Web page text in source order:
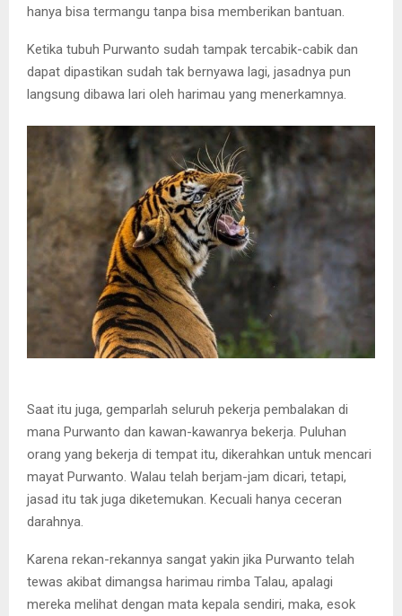
hanya bisa termangu tanpa bisa memberikan bantuan.
Ketika tubuh Purwanto sudah tampak tercabik-cabik dan
dapat dipastikan sudah tak bernyawa lagi, jasadnya pun
langsung dibawa lari oleh harimau yang menerkamnya.
Saat itu juga, gemparlah seluruh pekerja pembalakan di
mana Purwanto dan kawan-kawanrya bekerja. Puluhan
orang yang bekerja di tempat itu, dikerahkan untuk mencari
mayat Purwanto. Walau telah berjam-jam dicari, tetapi,
jasad itu tak juga diketemukan. Kecuali hanya ceceran
darahnya.
Karena rekan-rekannya sangat yakin jika Purwanto telah
tewas akibat dimangsa harimau rimba Talau, apalagi
mereka melihat dengan mata kepala sendiri, maka, esok